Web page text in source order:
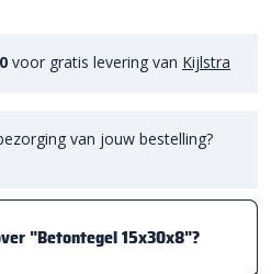
voor gratis levering van Kijlstra
van jouw bestelling?
"Betontegel 15x30x8"?